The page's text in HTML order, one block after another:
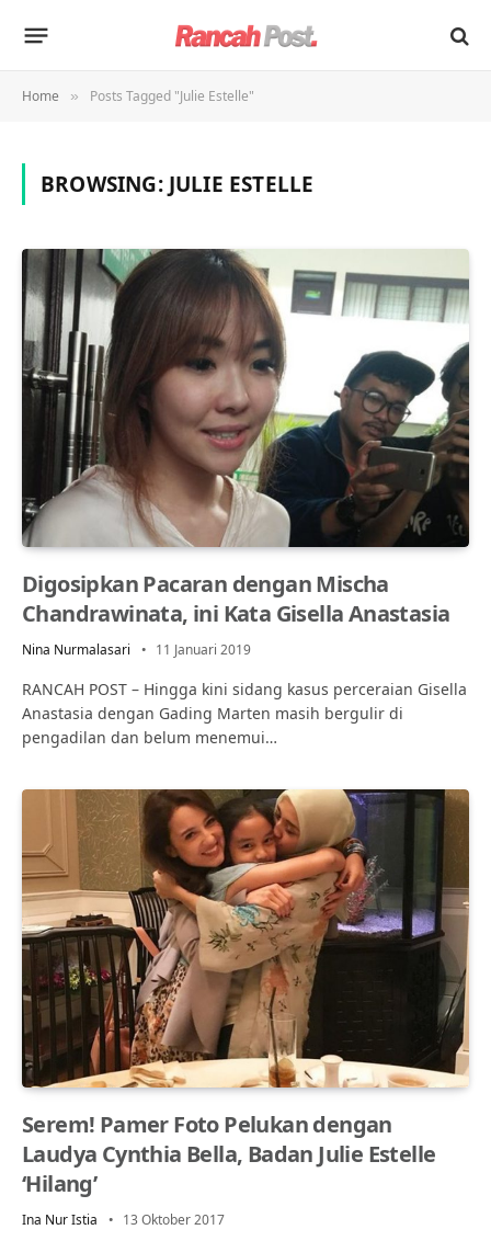
Home » Posts Tagged "Julie Estelle"
BROWSING: JULIE ESTELLE
Digosipkan Pacaran dengan Mischa
Chandrawinata, ini Kata Gisella Anastasia
Nina Nurmalasari 11 Januari 2019
RANCAH POST – Hingga kini sidang kasus perceraian Gisella
Anastasia dengan Gading Marten masih bergulir di
pengadilan dan belum menemui…
Serem! Pamer Foto Pelukan dengan
Laudya Cynthia Bella, Badan Julie Estelle
‘Hilang’
Ina Nur Istia 13 Oktober 2017